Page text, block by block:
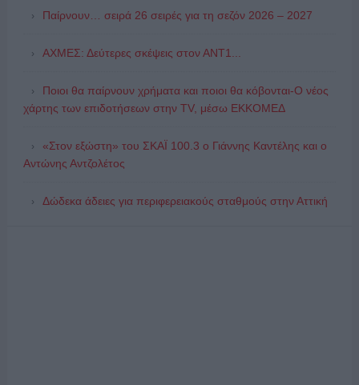
Παίρνουν… σειρά 26 σειρές για τη σεζόν 2026 – 2027
ΑΧΜΕΣ: Δεύτερες σκέψεις στον ΑΝΤ1...
Ποιοι θα παίρνουν χρήματα και ποιοι θα κόβονται-Ο νέος
χάρτης των επιδοτήσεων στην TV, μέσω ΕΚΚΟΜΕΔ
«Στον εξώστη» του ΣΚΑΪ 100.3 ο Γιάννης Καντέλης και ο
Αντώνης Αντζολέτος
Δώδεκα άδειες για περιφερειακούς σταθμούς στην Αττική